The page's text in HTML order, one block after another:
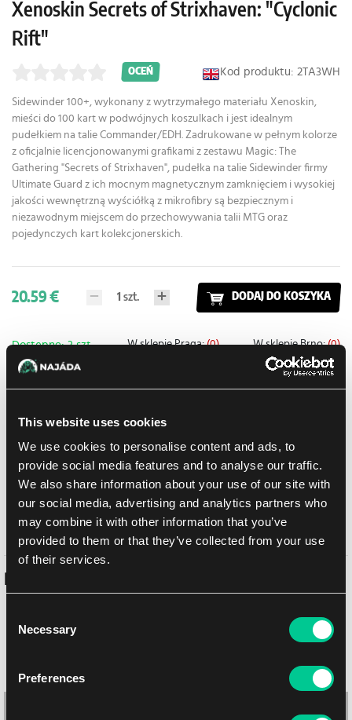
This website uses cookies
We use cookies to personalise content and ads, to
provide social media features and to analyse our traffic.
We also share information about your use of our site with
our social media, advertising and analytics partners who
may combine it with other information that you’ve
provided to them or that they’ve collected from your use
of their services.
Selection
Necessary
Preferences
Xenoskin Secrets of Strixhaven: "Cyclonic
Rift"
OCEŃ Kod produktu: 2TA3WH
Sidewinder 100+, wykonany z wytrzymałego materiału Xenoskin,
mieści do 100 kart w podwójnych koszulkach i jest idealnym
pudełkiem na talie Commander/EDH. Zadrukowane w pełnym kolorze
z oficjalnie licencjonowanymi grafikami z zestawu Magic: The
Gathering "Secrets of Strixhaven", pudełka na talie Sidewinder firmy
Ultimate Guard z ich mocnym magnetycznym zamknięciem i wysokiej
jakości wewnętrzną wyściółką z mikrofibry są bezpiecznym i
niezawodnym miejscem do przechowywania talii MTG oraz
pojedynczych kart kolekcjonerskich.
20.59 € 1szt. DODAJ DO KOSZYKA
Dostępne: 3 szt. W sklepie Praga:(0) W sklepie Brno:(0)
Metody dostawy
UPS
14.08.2026
Odbiór osobisty w sklepie Brno 11.08.2026
Odbiór osobisty w sklepie Brno 11.08.2026